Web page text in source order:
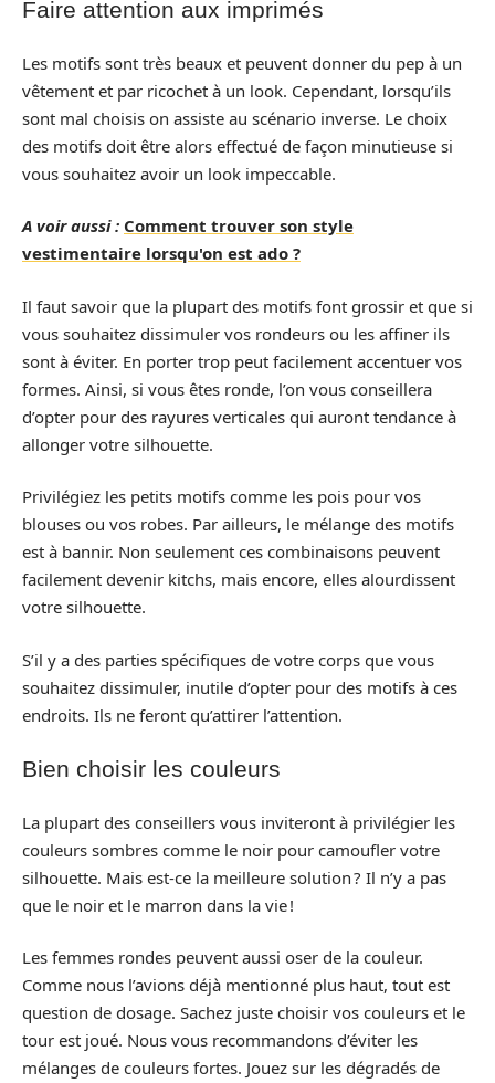
Faire attention aux imprimés
Les motifs sont très beaux et peuvent donner du pep à un
vêtement et par ricochet à un look. Cependant, lorsqu’ils
sont mal choisis on assiste au scénario inverse. Le choix
des motifs doit être alors effectué de façon minutieuse si
vous souhaitez avoir un look impeccable.
A voir aussi : Comment trouver son style
vestimentaire lorsqu'on est ado ?
Il faut savoir que la plupart des motifs font grossir et que si
vous souhaitez dissimuler vos rondeurs ou les affiner ils
sont à éviter. En porter trop peut facilement accentuer vos
formes. Ainsi, si vous êtes ronde, l’on vous conseillera
d’opter pour des rayures verticales qui auront tendance à
allonger votre silhouette.
Privilégiez les petits motifs comme les pois pour vos
blouses ou vos robes. Par ailleurs, le mélange des motifs
est à bannir. Non seulement ces combinaisons peuvent
facilement devenir kitchs, mais encore, elles alourdissent
votre silhouette.
S’il y a des parties spécifiques de votre corps que vous
souhaitez dissimuler, inutile d’opter pour des motifs à ces
endroits. Ils ne feront qu’attirer l’attention.
Bien choisir les couleurs
La plupart des conseillers vous inviteront à privilégier les
couleurs sombres comme le noir pour camoufler votre
silhouette. Mais est-ce la meilleure solution ? Il n’y a pas
que le noir et le marron dans la vie !
Les femmes rondes peuvent aussi oser de la couleur.
Comme nous l’avions déjà mentionné plus haut, tout est
question de dosage. Sachez juste choisir vos couleurs et le
tour est joué. Nous vous recommandons d’éviter les
mélanges de couleurs fortes. Jouez sur les dégradés de